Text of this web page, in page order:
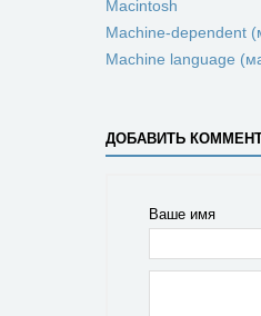
Macintosh
Machine-dependent
Machine language
ДОБАВИТЬ
Ваше имя